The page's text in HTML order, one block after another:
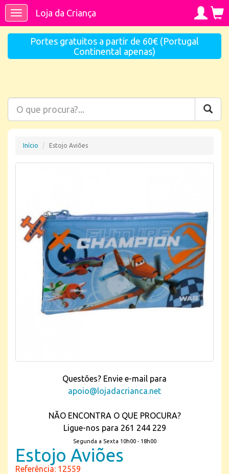
ToggleLoja da Criança
Portes gratuitos a partir de 60€ (Portugal
Continental apenas)
Início Estojo Aviões
Questões? Envie e-mail para
apoio@lojadacrianca.net
NÃO ENCONTRA O QUE PROCURA?
Ligue-nos para 261 244 229
Segunda a Sexta 10h00 - 18h00
Estojo Aviões
Referência: 12559